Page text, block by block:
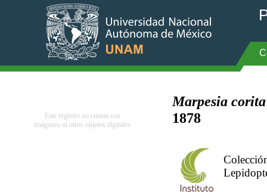
Este registro no cuenta con
imágenes ni otros objetos digitales
Marpesia
1878